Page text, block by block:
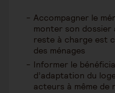
Accompagner le
monter son dossier
reste à charge est
des ménages
Informer le
d’adaptation du
acteurs à même de